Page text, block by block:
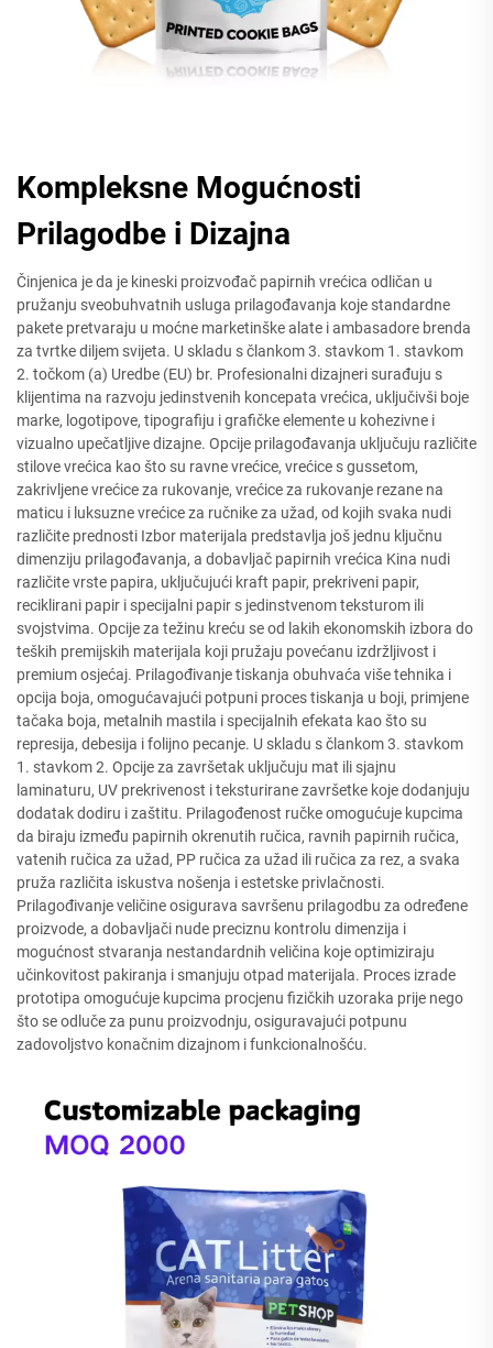
Kompleksne Mogućnosti
Prilagodbe i Dizajna
Činjenica je da je kineski proizvođač papirnih vrećica odličan u
pružanju sveobuhvatnih usluga prilagođavanja koje standardne
pakete pretvaraju u moćne marketinške alate i ambasadore brenda
za tvrtke diljem svijeta. U skladu s člankom 3. stavkom 1. stavkom
2. točkom (a) Uredbe (EU) br. Profesionalni dizajneri surađuju s
klijentima na razvoju jedinstvenih koncepata vrećica, uključivši boje
marke, logotipove, tipografiju i grafičke elemente u kohezivne i
vizualno upečatljive dizajne. Opcije prilagođavanja uključuju različite
stilove vrećica kao što su ravne vrećice, vrećice s gussetom,
zakrivljene vrećice za rukovanje, vrećice za rukovanje rezane na
maticu i luksuzne vrećice za ručnike za užad, od kojih svaka nudi
različite prednosti Izbor materijala predstavlja još jednu ključnu
dimenziju prilagođavanja, a dobavljač papirnih vrećica Kina nudi
različite vrste papira, uključujući kraft papir, prekriveni papir,
reciklirani papir i specijalni papir s jedinstvenom teksturom ili
svojstvima. Opcije za težinu kreću se od lakih ekonomskih izbora do
teških premijskih materijala koji pružaju povećanu izdržljivost i
premium osjećaj. Prilagođivanje tiskanja obuhvaća više tehnika i
opcija boja, omogućavajući potpuni proces tiskanja u boji, primjene
tačaka boja, metalnih mastila i specijalnih efekata kao što su
represija, debesija i folijno pecanje. U skladu s člankom 3. stavkom
1. stavkom 2. Opcije za završetak uključuju mat ili sjajnu
laminaturu, UV prekrivenost i teksturirane završetke koje dodanjuju
dodatak dodiru i zaštitu. Prilagođenost ručke omogućuje kupcima
da biraju između papirnih okrenutih ručica, ravnih papirnih ručica,
vatenih ručica za užad, PP ručica za užad ili ručica za rez, a svaka
pruža različita iskustva nošenja i estetske privlačnosti.
Prilagođivanje veličine osigurava savršenu prilagodbu za određene
proizvode, a dobavljači nude preciznu kontrolu dimenzija i
mogućnost stvaranja nestandardnih veličina koje optimiziraju
učinkovitost pakiranja i smanjuju otpad materijala. Proces izrade
prototipa omogućuje kupcima procjenu fizičkih uzoraka prije nego
što se odluče za punu proizvodnju, osiguravajući potpunu
zadovoljstvo konačnim dizajnom i funkcionalnošću.